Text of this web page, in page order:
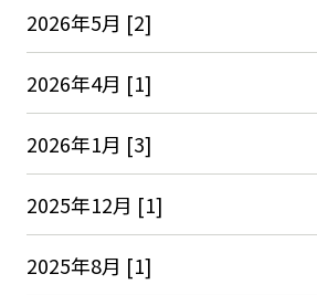
2026年5月 [2]
2026年4月 [1]
2026年1月 [3]
2025年12月 [1]
2025年8月 [1]